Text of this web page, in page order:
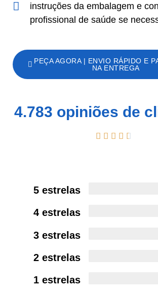
instruções da embalagem e
profissional de saúde se
PEÇA AGORA | ENVIO RÁPIDO E
NA ENTREGA
4.783 opiniões de
5 estrelas
4 estrelas
3 estrelas
2 estrelas
1 estrelas